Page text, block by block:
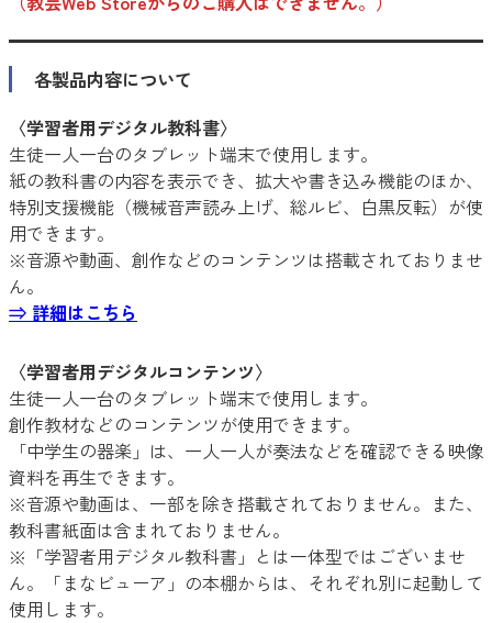
各製品内容について
〈学習者用デジタル教科書〉
生徒一人一台のタブレット端末で使用します。
紙の教科書の内容を表示でき、拡大や書き込み機能のほか、
特別支援機能（機械音声読み上げ、総ルビ、白黒反転）が使
用できます。
※音源や動画、創作などのコンテンツは搭載されておりませ
ん。
⇒ 詳細はこちら
〈学習者用デジタルコンテンツ〉
生徒一人一台のタブレット端末で使用します。
創作教材などのコンテンツが使用できます。
「中学生の器楽」は、一人一人が奏法などを確認できる映像
資料を再生できます。
※音源や動画は、一部を除き搭載されておりません。また、
教科書紙面は含まれておりません。
※「学習者用デジタル教科書」とは一体型ではございませ
ん。「まなビューア」の本棚からは、それぞれ別に起動して
使用します。